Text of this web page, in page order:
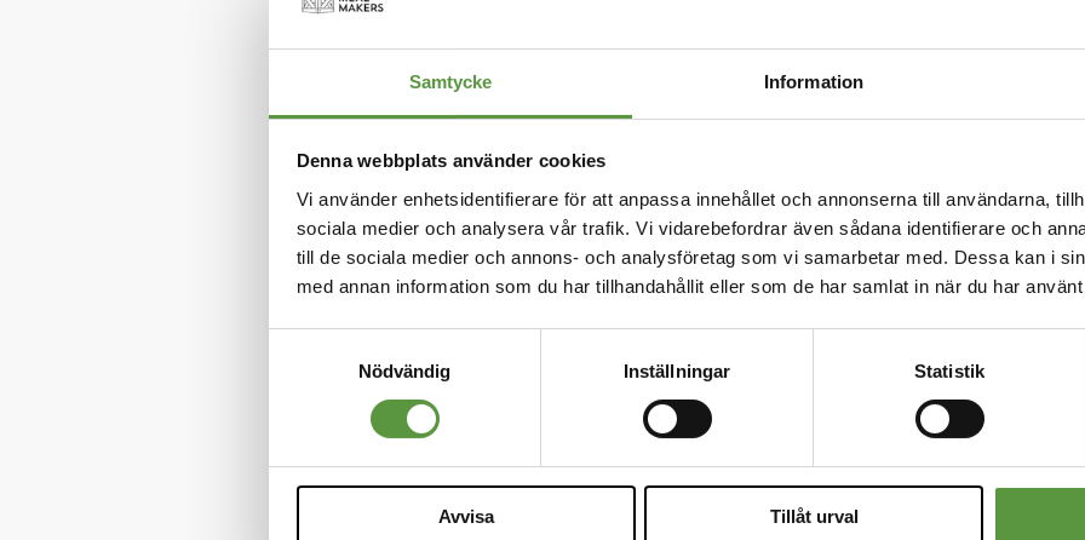
Samtycke Information
Denna webbplats använder cookies
Vi använder enhetsidentifierare för att anpassa innehållet och annonserna till användarna,
sociala medier och analysera vår trafik. Vi vidarebefordrar även sådana identifierare och
till de sociala medier och annons- och analysföretag som vi samarbetar med. Dessa kan i
med annan information som du har tillhandahållit eller som de har samlat in när du har
Nödvändig
Inställningar Statistik
Avvisa Tillåt urval
Avvikelser från specifikation , ( ev vikt , färg ,
Inga
Produkten kan levereras till
10-19
Halmstad,
Kalmar,
Uddevalla,
Norrköping,
Karlstad,
Västerås,